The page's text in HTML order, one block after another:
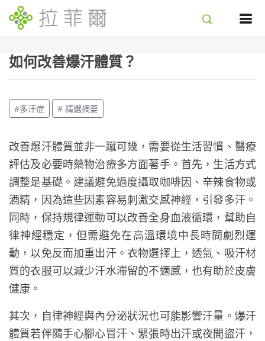
如何改善爆汗體質？
#多汗症 # 精選摘要
改善爆汗體質並非一蹴可幾，需要從生活習慣、醫療
評估及必要時藥物治療多方面著手。首先，生活方式
調整是基礎。建議避免過度攝取咖啡因、辛辣食物或
酒精，因為這些因素容易刺激交感神經，引發多汗。
同時，保持規律運動可以改善全身血液循環，幫助自
律神經穩定，但需避免在高溫環境中長時間劇烈運
動，以免反而加重出汗。衣物選擇上，透氣、吸汗材
質的衣服可以減少汗水滯留的不適感，也有助於皮膚
健康。
其次，自律神經與內分泌狀況也可能影響汗量。爆汗
體質若伴隨手心腳心冒汗、緊張時出汗或夜間盜汗，